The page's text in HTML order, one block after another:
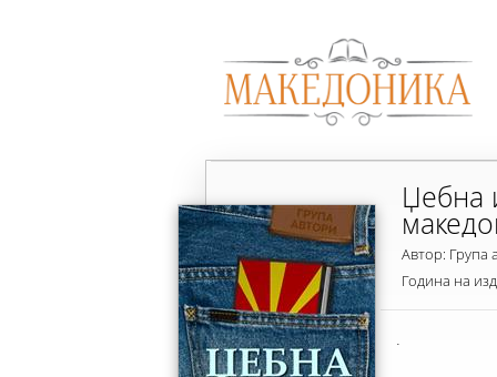
Џебна
Автор: Група
Година на
.